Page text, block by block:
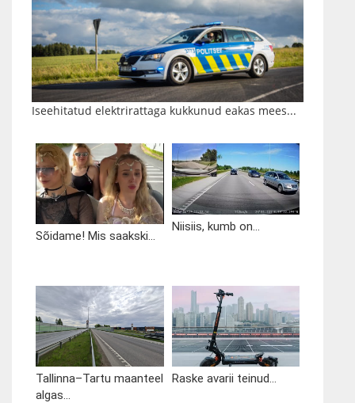
Iseehitatud elektrirattaga kukkunud eakas mees...
Sõidame! Mis saakski...
Niisiis, kumb on...
Tallinna–Tartu maanteel
algas...
Raske avarii teinud...